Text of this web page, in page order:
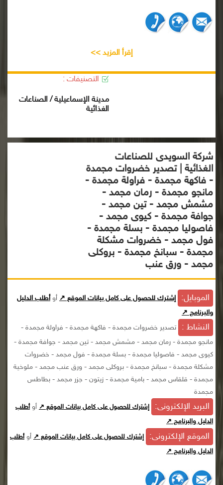
إقرأ المزيد >>
التصنيفات :
مدينة الإسماعيلية / الصناعات
الغذائية
شركة السويدى للصناعات
الغذائية | تصدير خضروات مجمدة
- فاكهة مجمدة - فراولة مجمدة -
مانجو مجمدة - رمان مجمد -
مشمش مجمد - تين مجمد -
جوافة مجمدة - كيوى مجمد -
فاصوليا مجمدة - بسلة مجمدة -
فول مجمد - خضروات مشكلة
مجمدة - سبانخ مجمدة - بروكلى
مجمد - ورق عنب
الموبايل: إشترك للحصول على كامل بيانات الموقع ↗ أوأطلب الدليل
والبرنامج ↗
النشاط :
تصدير خضروات مجمدة - فاكهة مجمدة - فراولة مجمدة -
مانجو مجمدة - رمان مجمد - مشمش مجمد - تين مجمد - جوافة مجمدة -
كيوى مجمد - فاصوليا مجمدة - بسلة مجمدة - فول مجمد - خضروات
مشكلة مجمدة - سبانخ مجمدة - بروكلى مجمد - ورق عنب مجمد - ملوخية
مجمدة - قلقاس مجمد - بامية مجمدة - زيتون - جزر مجمد - بطاطس
مجمدة
البريد الإلكترونى: إشترك للحصول على كامل بيانات الموقع ↗ أوأطلب
الدليل والبرنامج ↗
الموقع الإلكترونى: إشترك للحصول على كامل بيانات الموقع ↗ أوأطلب
الدليل والبرنامج ↗